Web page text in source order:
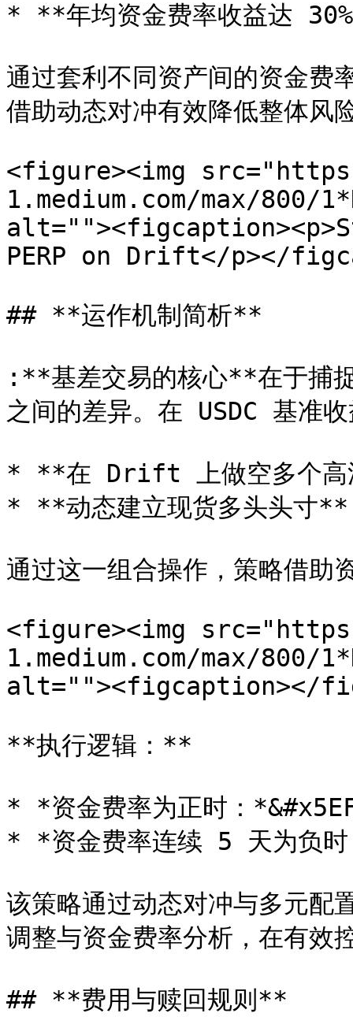
* **年均资金费率收益达
通过套利不同资产间的资金费
借助动态对冲有效降低整体风
<figure><img
1.medium.com/max/800/
PERP on Drift</p></
## **运作机制简析**
:**基差交易的核心**在于捕
之间的差异。在 USDC 基准
* **在 Drift 上做空多个高
* **动态建立现货多头头寸**
通过这一组合操作，策略借助
<figure><img
1.medium.com/max/800/
alt=""><figcaption></
**执行逻辑：**
* *资金费率为正时：
* *资金费率连续 5 天为负时
该策略通过动态对冲与多元配
调整与资金费率分析，在有效
## **费用与赎回规则**